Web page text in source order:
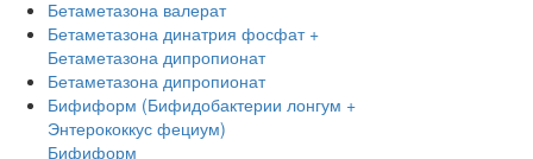
Бетаметазона валерат
Бетаметазона динатрия фосфат +
Бетаметазона дипропионат
Бетаметазона дипропионат
Бифиформ (Бифидобактерии лонгум +
Энтерококкус фециум)
Бифиформ